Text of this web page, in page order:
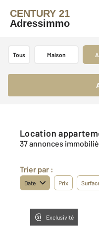
CENTURY 21
Adressimmo
Tous Maison
Location
37 annonces
Trier par :
Date Prix
Exclusivité